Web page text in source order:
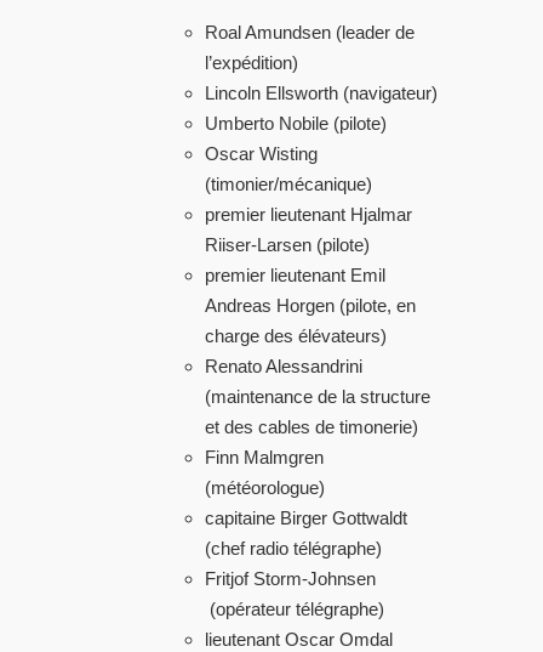
Roal Amundsen (leader de
l’expédition)
Lincoln Ellsworth (navigateur)
Umberto Nobile (pilote)
Oscar Wisting
(timonier/mécanique)
premier lieutenant Hjalmar
Riiser-Larsen (pilote)
premier lieutenant Emil
Andreas Horgen (pilote, en
charge des élévateurs)
Renato Alessandrini
(maintenance de la structure
et des cables de timonerie)
Finn Malmgren
(météorologue)
capitaine Birger Gottwaldt
(chef radio télégraphe)
Fritjof Storm-Johnsen
(opérateur télégraphe)
lieutenant Oscar Omdal